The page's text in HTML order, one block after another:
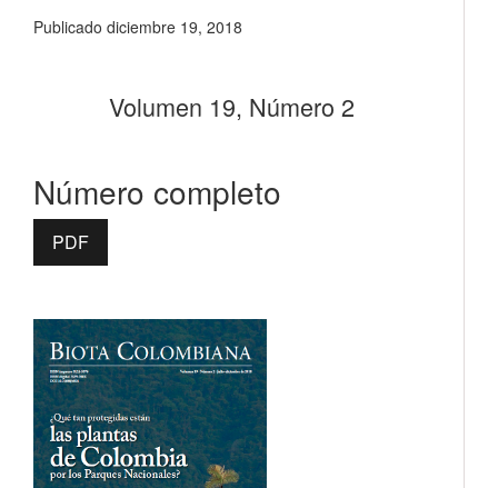
Publicado diciembre 19, 2018
Volumen 19, Número 2
Número completo
PDF